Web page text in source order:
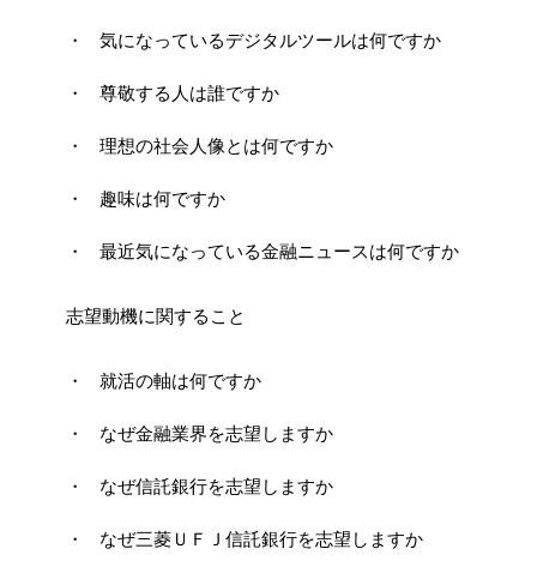
気になっているデジタルツールは何ですか
尊敬する人は誰ですか
理想の社会人像とは何ですか
趣味は何ですか
最近気になっている金融ニュースは何ですか
志望動機に関すること
就活の軸は何ですか
なぜ金融業界を志望しますか
なぜ信託銀行を志望しますか
なぜ三菱ＵＦＪ信託銀行を志望しますか